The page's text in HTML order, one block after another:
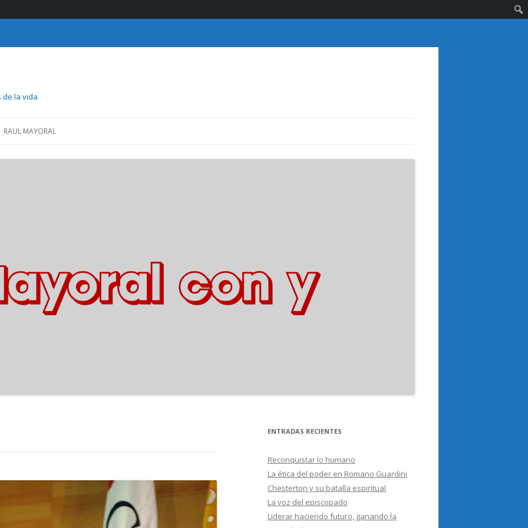
de la vida
RAUL MAYORAL
ENTRADAS RECIENTES
Reconquistar lo humano
La ética del poder en Romano Guardini
Chesterton y su batalla espiritual
La voz del episcopado
Liderar haciendo futuro, ganando la